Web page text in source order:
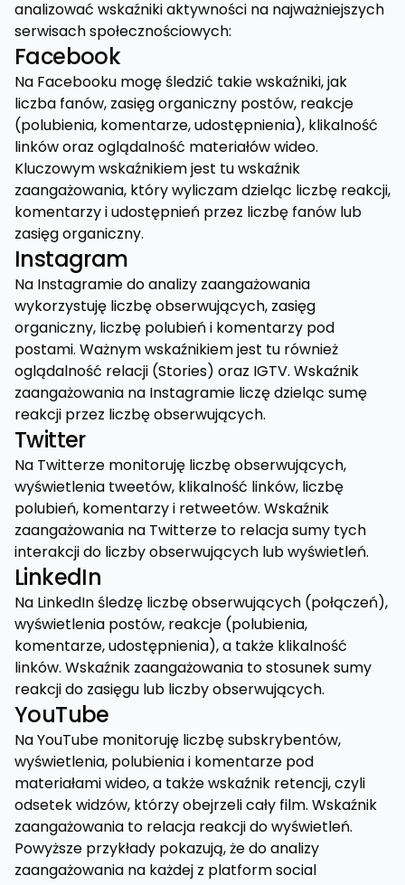
analizować wskaźniki aktywności na najważniejszych
serwisach społecznościowych:
Facebook
Na Facebooku mogę śledzić takie wskaźniki, jak
liczba fanów, zasięg organiczny postów, reakcje
(polubienia, komentarze, udostępnienia), klikalność
linków oraz oglądalność materiałów wideo.
Kluczowym wskaźnikiem jest tu wskaźnik
zaangażowania, który wyliczam dzieląc liczbę reakcji,
komentarzy i udostępnień przez liczbę fanów lub
zasięg organiczny.
Instagram
Na Instagramie do analizy zaangażowania
wykorzystuję liczbę obserwujących, zasięg
organiczny, liczbę polubień i komentarzy pod
postami. Ważnym wskaźnikiem jest tu również
oglądalność relacji (Stories) oraz IGTV. Wskaźnik
zaangażowania na Instagramie liczę dzieląc sumę
reakcji przez liczbę obserwujących.
Twitter
Na Twitterze monitoruję liczbę obserwujących,
wyświetlenia tweetów, klikalność linków, liczbę
polubień, komentarzy i retweetów. Wskaźnik
zaangażowania na Twitterze to relacja sumy tych
interakcji do liczby obserwujących lub wyświetleń.
LinkedIn
Na LinkedIn śledzę liczbę obserwujących (połączeń),
wyświetlenia postów, reakcje (polubienia,
komentarze, udostępnienia), a także klikalność
linków. Wskaźnik zaangażowania to stosunek sumy
reakcji do zasięgu lub liczby obserwujących.
YouTube
Na YouTube monitoruję liczbę subskrybentów,
wyświetlenia, polubienia i komentarze pod
materiałami wideo, a także wskaźnik retencji, czyli
odsetek widzów, którzy obejrzeli cały film. Wskaźnik
zaangażowania to relacja reakcji do wyświetleń.
Powyższe przykłady pokazują, że do analizy
zaangażowania na każdej z platform social